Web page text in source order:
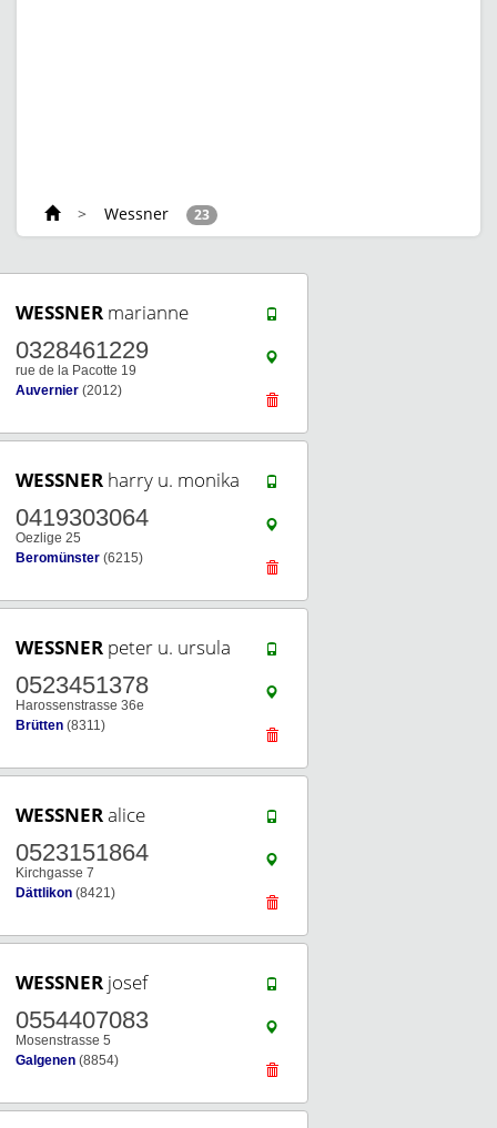
> Wessner 23
WESSNER marianne
0328461229
rue de la Pacotte 19
Auvernier (2012)
WESSNER harry u. monika
0419303064
Oezlige 25
Beromünster (6215)
WESSNER peter u. ursula
0523451378
Harossenstrasse 36e
Brütten (8311)
WESSNERalice
0523151864
Kirchgasse 7
Dättlikon (8421)
WESSNER josef
0554407083
Mosenstrasse 5
Galgenen (8854)